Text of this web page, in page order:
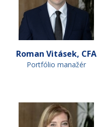
Roman Vitásek, CFA
Portfólio manažér